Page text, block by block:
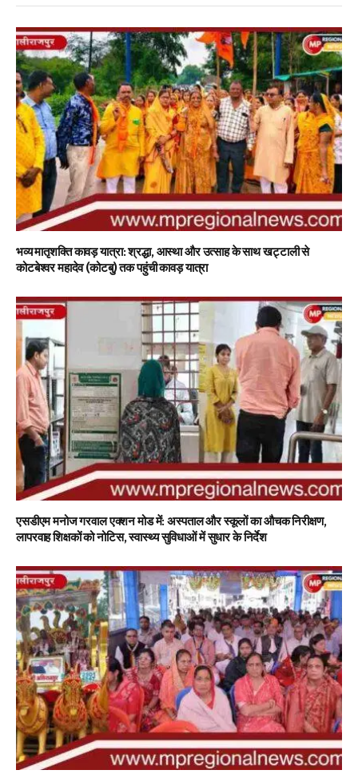
भव्य मातृशक्ति कावड़ यात्रा: श्रद्धा, आस्था और उत्साह के साथ खट्टाली से
कोटबेश्वर महादेव (कोटबु) तक पहुंची कावड़ यात्रा
एसडीएम मनोज गरवाल एक्शन मोड में: अस्पताल और स्कूलों का औचक निरीक्षण,
लापरवाह शिक्षकों को नोटिस, स्वास्थ्य सुविधाओं में सुधार के निर्देश